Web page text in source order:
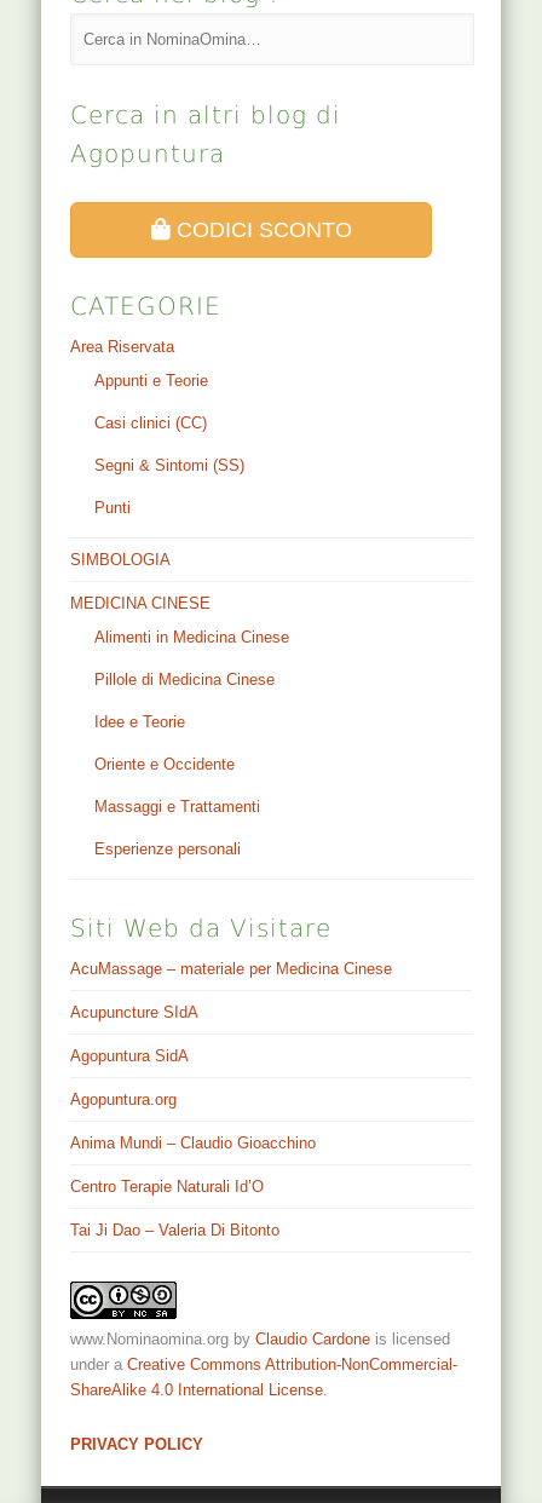
Cerca in altri blog di
Agopuntura
CODICI SCONTO
CATEGORIE
Area Riservata
Appunti e Teorie
Casi clinici (CC)
Segni & Sintomi (SS)
Punti
SIMBOLOGIA
MEDICINA CINESE
Alimenti in Medicina Cinese
Pillole di Medicina Cinese
Idee e Teorie
Oriente e Occidente
Massaggi e Trattamenti
Esperienze personali
Siti Web da Visitare
AcuMassage – materiale per Medicina Cinese
Acupuncture SIdA
Agopuntura SidA
Agopuntura.org
Anima Mundi – Claudio Gioacchino
Centro Terapie Naturali Id’O
Tai Ji Dao – Valeria Di Bitonto
www.Nominaomina.org byClaudio Cardone is licensed
under aCreative Commons Attribution-NonCommercial-
ShareAlike 4.0 International License.
PRIVACY POLICY